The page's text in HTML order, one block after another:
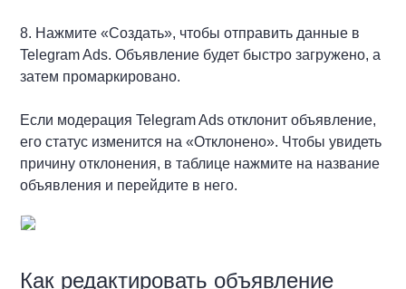
8. Нажмите «Создать», чтобы отправить данные в
Telegram Ads. Объявление будет быстро загружено, а
затем промаркировано.
Если модерация Telegram Ads отклонит объявление,
его статус изменится на «Отклонено». Чтобы увидеть
причину отклонения, в таблице нажмите на название
объявления и перейдите в него.
Как редактировать объявление